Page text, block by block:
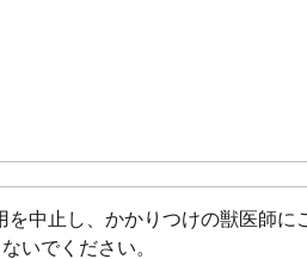
中止し、かかりつけの獣医師に
いでください。